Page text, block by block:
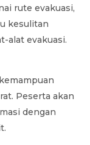
rute evakuasi,
kesulitan
alat evakuasi.
Peserta akan
dengan